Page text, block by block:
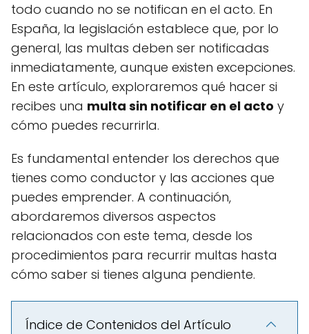
todo cuando no se notifican en el acto. En
España, la legislación establece que, por lo
general, las multas deben ser notificadas
inmediatamente, aunque existen excepciones.
En este artículo, exploraremos qué hacer si
recibes una multa sin notificar en el acto y
cómo puedes recurrirla.
Es fundamental entender los derechos que
tienes como conductor y las acciones que
puedes emprender. A continuación,
abordaremos diversos aspectos
relacionados con este tema, desde los
procedimientos para recurrir multas hasta
cómo saber si tienes alguna pendiente.
Índice de Contenidos del Artículo